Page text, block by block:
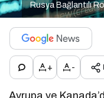
Rusya Bağlantılı
+ -